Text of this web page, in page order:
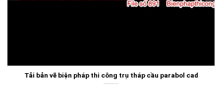
Tải bản vẽ biện pháp thi công trụ tháp cầu parabol cad